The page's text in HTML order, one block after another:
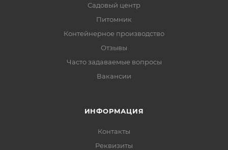
Садовый центр
Питомник
Контейнерное производство
Отзывы
Часто задаваемые вопросы
Вакансии
ИНФОРМАЦИЯ
Контакты
Реквизиты